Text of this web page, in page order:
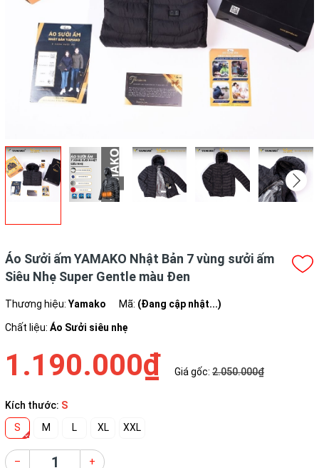
Áo Sưởi ấm YAMAKO Nhật Bản 7 vùng sưởi ấm
Siêu Nhẹ Super Gentle màu Đen
Thương hiệu: Yamako Mã: (Đang cập nhật...)
Chất liệu: Áo Sưởi siêu nhẹ
1.190.000₫ Giá gốc: 2.050.000₫
Kích thước: S
S
M L XL XXL
– +